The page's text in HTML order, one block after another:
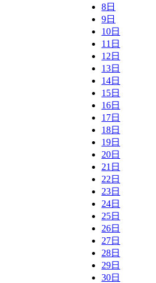
8日
9日
10日
11日
12日
13日
14日
15日
16日
17日
18日
19日
20日
21日
22日
23日
24日
25日
26日
27日
28日
29日
30日